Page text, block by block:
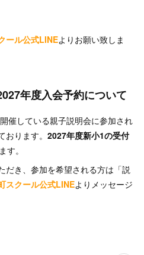
ール公式LINEよりお願い致しま
年度入会予約について
催している親子説明会に参加され
ります。 2027年度新小1の受付
す。
だき、参加を希望される方は「説
スクール公式LINEよりメッセージ